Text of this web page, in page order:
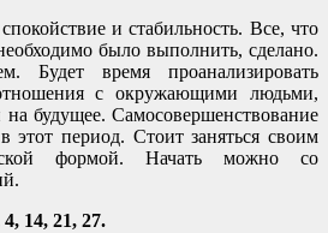
и стабильность. Все, что
было выполнить, сделано.
Будет время проанализировать
с окружающими людьми,
на будущее. Самосовершенствование
этот период. Стоит заняться своим
формой. Начать можно со
14, 21, 27.